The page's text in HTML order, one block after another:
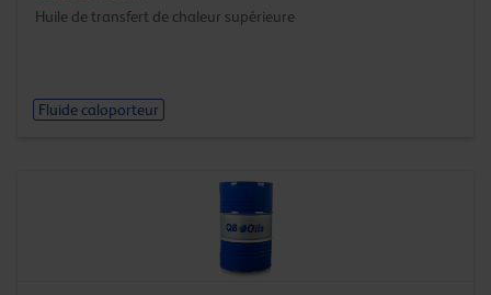
Huile de transfert de chaleur supérieure
Fluide caloporteur